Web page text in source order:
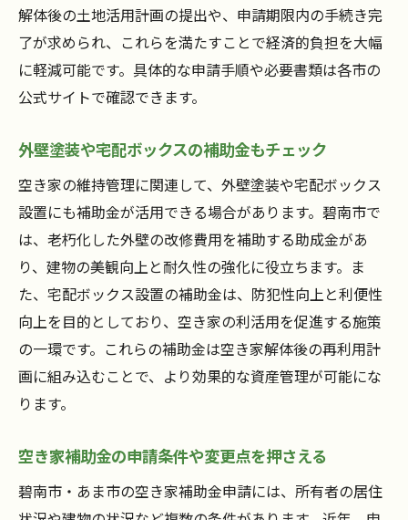
解体後の土地活用計画の提出や、申請期限内の手続き完
了が求められ、これらを満たすことで経済的負担を大幅
に軽減可能です。具体的な申請手順や必要書類は各市の
公式サイトで確認できます。
外壁塗装や宅配ボックスの補助金もチェック
空き家の維持管理に関連して、外壁塗装や宅配ボックス
設置にも補助金が活用できる場合があります。碧南市で
は、老朽化した外壁の改修費用を補助する助成金があ
り、建物の美観向上と耐久性の強化に役立ちます。ま
た、宅配ボックス設置の補助金は、防犯性向上と利便性
向上を目的としており、空き家の利活用を促進する施策
の一環です。これらの補助金は空き家解体後の再利用計
画に組み込むことで、より効果的な資産管理が可能にな
ります。
空き家補助金の申請条件や変更点を押さえる
碧南市・あま市の空き家補助金申請には、所有者の居住